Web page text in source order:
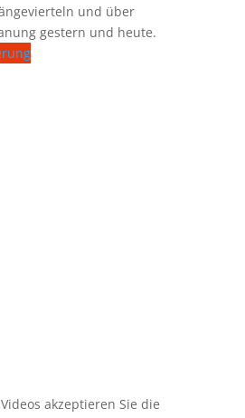
und über
gestern und heute.
akzeptieren Sie die